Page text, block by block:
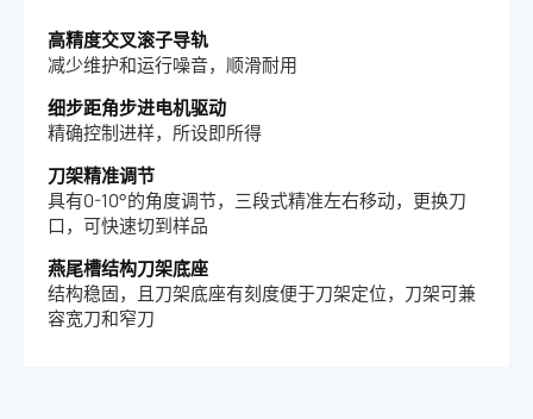
高精度交叉滚子导轨
减少维护和运行噪音，顺滑耐用
细步距角步进电机驱动
精确控制进样，所设即所得
刀架精准调节
具有0-10°的角度调节，三段式精准左右移动，更换刀
口，可快速切到样品
燕尾槽结构刀架底座
结构稳固，且刀架底座有刻度便于刀架定位，刀架可兼
容宽刀和窄刀